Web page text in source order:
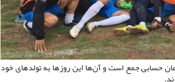
حسابی جمع است و آن‌ها این روزها به تولدهای خود